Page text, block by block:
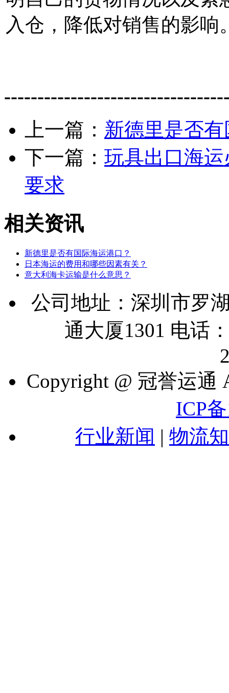
入仓，降低对销售的影响
上一篇： 新德里是否
下一篇： 玩具出口海
要求
相关资讯
新德里是否有国际海运港口？
日本海运的费用和哪些因素有关？
意大利海卡运输是什么意思？
公司地址：深圳市罗
通大厦1301 电话
Copyright @ 冠誉运通
ICP
行业新闻 | 物流